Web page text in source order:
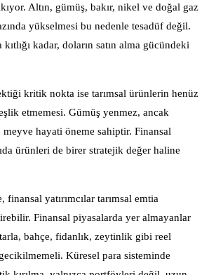
Altın, gümüş, bakır, nikel ve doğal gaz
yükselmesi bu nedenle tesadüf değil.
kadar, doların satın alma gücündeki
kritik nokta ise tarımsal ürünlerin henüz
etmemesi. Gümüş yenmez, ancak
meyve hayati öneme sahiptir. Finansal
ürünleri de birer stratejik değer haline
finansal yatırımcılar tarımsal emtia
Finansal piyasalarda yer almayanlar
bahçe, fidanlık, zeytinlik gibi reel
Küresel para sisteminde